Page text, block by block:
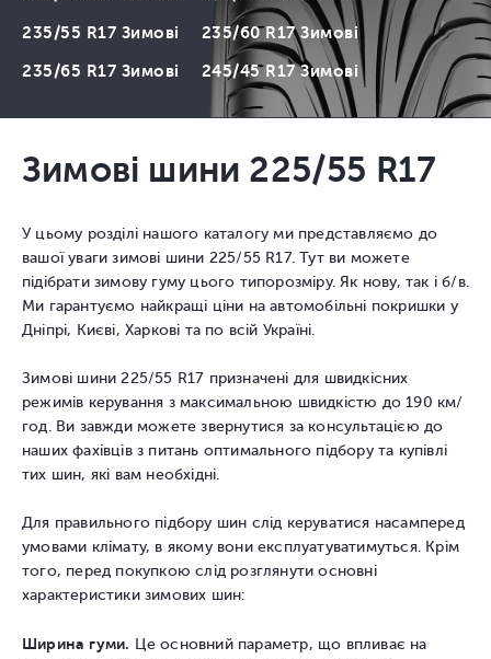
235/55 R17 Зимові
235/60 R17 Зимові
235/65 R17 Зимові
245/45 R17 Зимові
Зимові шини 225/55 R17
У цьому розділі нашого каталогу ми представляємо до
вашої уваги зимові шини 225/55 R17. Тут ви можете
підібрати зимову гуму цього типорозміру. Як нову, так і б/в.
Ми гарантуємо найкращі ціни на автомобільні покришки у
Дніпрі, Києві, Харкові та по всій Україні.
Зимові шини 225/55 R17 призначені для швидкісних
режимів керування з максимальною швидкістю до 190 км/
год. Ви завжди можете звернутися за консультацією до
наших фахівців з питань оптимального підбору та купівлі
тих шин, які вам необхідні.
Для правильного підбору шин слід керуватися насамперед
умовами клімату, в якому вони експлуатуватимуться. Крім
того, перед покупкою слід розглянути основні
характеристики зимових шин:
Ширина гуми. Це основний параметр, що впливає на